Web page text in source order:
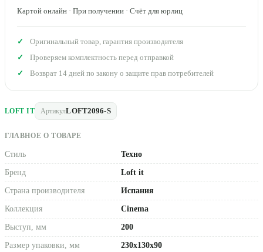
LOFT IT АртикулLOFT2096-S
ГЛАВНОЕ О ТОВАРЕ
Стиль Техно
Бренд Loft it
Страна производителя Испания
Коллекция Cinema
Выступ, мм 200
Размер упаковки, мм 230x130x90
Картой онлайн · При получении · Счёт для юрлиц
Оригинальный товар, гарантия производителя
Проверяем комплектность перед отправкой
Возврат 14 дней по закону о защите прав потребителей